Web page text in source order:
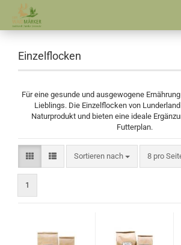
Einzelflocken
Für eine gesunde und ausgewogene
Lieblings. Die Einzelflocken von
Naturprodukt und bieten eine ideale
Futterplan.
Sortieren nach
Sortieren nach 8 pro
pro Seite
1